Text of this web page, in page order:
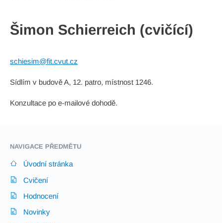
Šimon Schierreich (cvičící)
schiesim@fit.cvut.cz
Sídlím v budově A, 12. patro, místnost 1246.
Konzultace po e-mailové dohodě.
NAVIGACE PŘEDMĚTU
Úvodní stránka
Cvičení
Hodnocení
Novinky